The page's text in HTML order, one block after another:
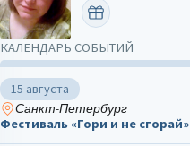
ПОЗДРАВИТЬ
КАЛЕНДАРЬ СОБЫТИЙ
15 августа
Санкт-Петербург
Фестиваль «Гори и не сгорай»